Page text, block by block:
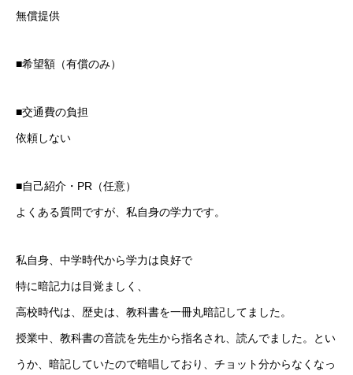
無償提供
■希望額（有償のみ）
■交通費の負担
依頼しない
■自己紹介・PR（任意）
よくある質問ですが、私自身の学力です。
私自身、中学時代から学力は良好で
特に暗記力は目覚ましく、
高校時代は、歴史は、教科書を一冊丸暗記してました。
授業中、教科書の音読を先生から指名され、読んでました。とい
うか、暗記していたので暗唱しており、チョット分からなくなっ